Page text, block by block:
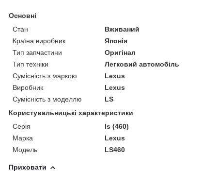
Основні
Стан
Вживаний
Країна виробник
Японія
Тип запчастини
Оригінал
Тип техніки
Легковий автомобіль
Сумісність з маркою
Lexus
Виробник
Lexus
Сумісність з моделлю
LS
Користувальницькі характеристики
Серія
ls (460)
Марка
Lexus
Модель
LS460
Приховати